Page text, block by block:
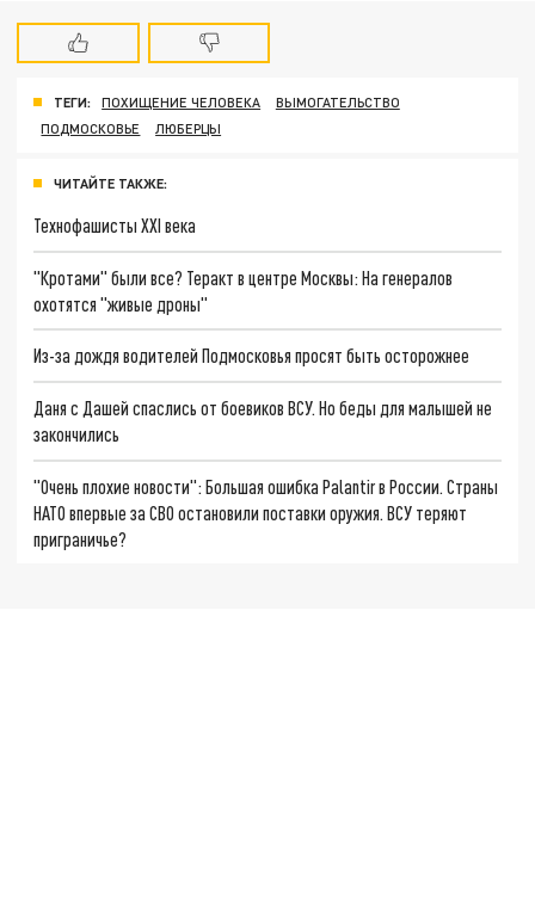
ТЕГИ: ПОХИЩЕНИЕ ЧЕЛОВЕКА
ВЫМОГАТЕЛЬСТВО
ПОДМОСКОВЬЕ
ЛЮБЕРЦЫ
ЧИТАЙТЕ ТАКЖЕ:
Технофашисты XXI века
"Кротами" были все? Теракт в центре Москвы: На генералов
охотятся "живые дроны"
Из-за дождя водителей Подмосковья просят быть осторожнее
Даня с Дашей спаслись от боевиков ВСУ. Но беды для малышей не
закончились
"Очень плохие новости": Большая ошибка Palantir в России. Страны
НАТО впервые за СВО остановили поставки оружия. ВСУ теряют
приграничье?